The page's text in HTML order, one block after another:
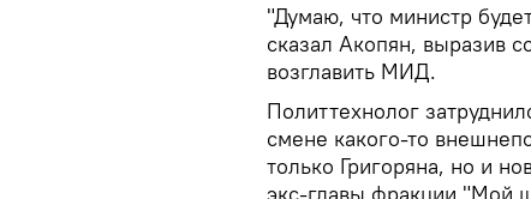
"Думаю, что министр
сказал Акопян, выразив
возглавить МИД.
Политтехнолог
смене какого-то
только Григоряна, но и
экс-главы фракции "Мой